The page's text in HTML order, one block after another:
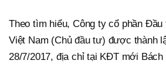
Theo tìm hiểu, Công ty cổ phần
Việt Nam (Chủ đầu tư) được thành
28/7/2017, địa chỉ tại KĐT mới Bách